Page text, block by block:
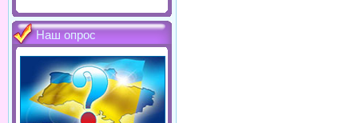
Наш опрос